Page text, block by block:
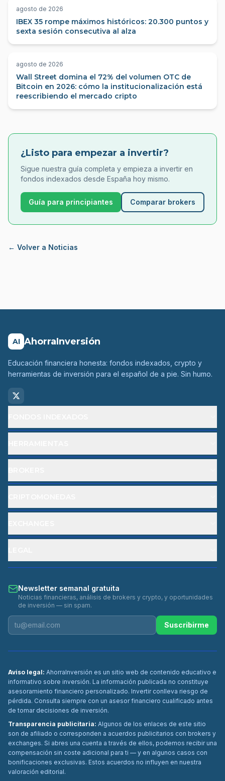
agosto de 2026
IBEX 35 rompe máximos históricos: 20.300 puntos y
sexta sesión consecutiva al alza
agosto de 2026
Wall Street domina el 72% del volumen OTC de
Bitcoin en 2026: cómo la institucionalización está
reescribiendo el mercado cripto
¿Listo para empezar a invertir?
Sigue nuestra guía completa y empieza a invertir en
fondos indexados desde España hoy mismo.
Guía para principiantes Comparar brokers
← Volver a Noticias
AI AhorraInversión
Educación financiera honesta: fondos indexados, crypto y
herramientas de inversión para el español de a pie. Sin humo.
Newsletter semanal gratuita
Noticias financieras, análisis de brokers y crypto, y oportunidades
de inversión — sin spam.
Suscribirme
Aviso legal: AhorraInversión es un sitio web de contenido educativo e
informativo sobre inversión. La información publicada no constituye
asesoramiento financiero personalizado. Invertir conlleva riesgo de
pérdida. Consulta siempre con un asesor financiero cualificado antes
de tomar decisiones de inversión.
Transparencia publicitaria: Algunos de los enlaces de este sitio
son de afiliado o corresponden a acuerdos publicitarios con brokers y
exchanges. Si abres una cuenta a través de ellos, podemos recibir una
compensación sin coste adicional para ti — y en algunos casos con
bonificaciones exclusivas. Estos acuerdos no influyen en nuestra
valoración editorial.